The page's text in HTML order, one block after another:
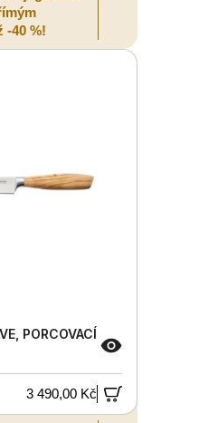
-40 %!
PORCOVACÍ
3 490,00 Kč